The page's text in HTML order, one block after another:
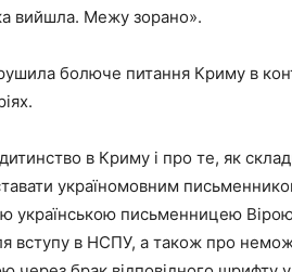
вийшла. Межу зорано».
болюче питання Криму в
в Криму і про те, як
україномовним
українською письменницею
вступу в НСПУ, а також про